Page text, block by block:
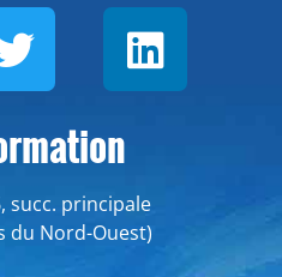
succ. principale
du Nord-Ouest)